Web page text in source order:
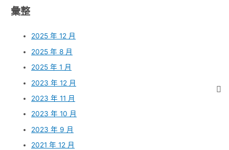
彙整
2025 年 12 月
2025 年 8 月
2025 年 1 月
2023 年 12 月
2023 年 11 月
2023 年 10 月
2023 年 9 月
2021 年 12 月